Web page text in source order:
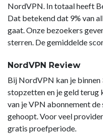
NordVPN. In totaal heeft
Dat betekend dat 9% van
gaat. Onze bezoekers
sterren. De gemiddelde
NordVPN Review
Bij NordVPN kan je binnen
stopzetten en je geld
van je VPN abonnement
gehoopt. Voor veel
gratis proefperiode.